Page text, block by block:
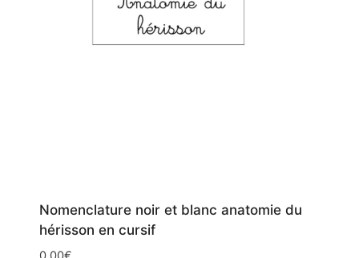
Nomenclature noir et blanc anatomie du
hérisson en cursif